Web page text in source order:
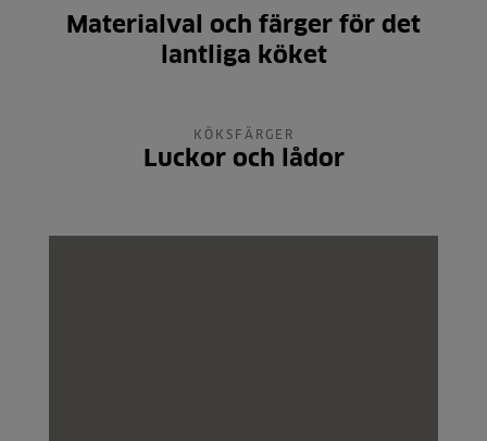
Materialval och färger för det
lantliga köket
KÖKSFÄRGER
Luckor och lådor